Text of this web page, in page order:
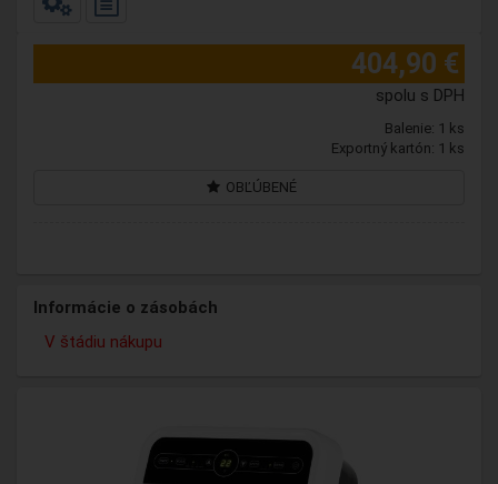
404,90 €
spolu s DPH
Balenie: 1 ks
Exportný kartón: 1 ks
OBĽÚBENÉ
Informácie o zásobách
V štádiu nákupu